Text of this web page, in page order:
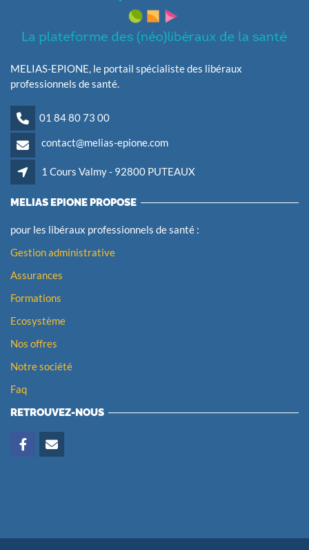
MELIAS-EPIONE, le portail spécialiste des libéraux
professionnels de santé.
01 84 80 73 00
contact@melias-epione.com
1 Cours Valmy - 92800 PUTEAUX
MELIAS EPIONE PROPOSE
pour les libéraux professionnels de santé :
Gestion administrative
Assurances
Formations
Ecosystème
Nos offres
Notre société
Faq
RETROUVEZ-NOUS